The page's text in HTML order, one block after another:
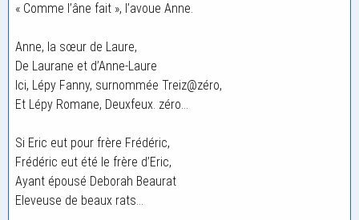
« Comme l’âne fait », l’avoue Anne.
Anne, la sœur de Laure,
De Laurane et d’Anne-Laure
Ici, Lépy Fanny, surnommée Treiz@zéro,
Et Lépy Romane, Deuxfeux. zéro…
Si Eric eut pour frère Frédéric,
Frédéric eut été le frère d’Eric,
Ayant épousé Deborah Beaurat
Eleveuse de beaux rats…